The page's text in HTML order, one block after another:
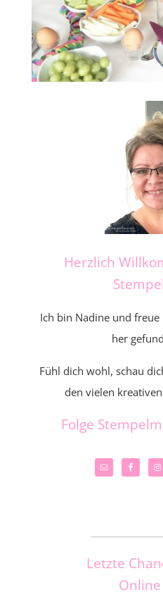
Herzlich
Ich bin Nadine und
her
Fühl dich wohl, schau
den vielen
Folge
Letzte